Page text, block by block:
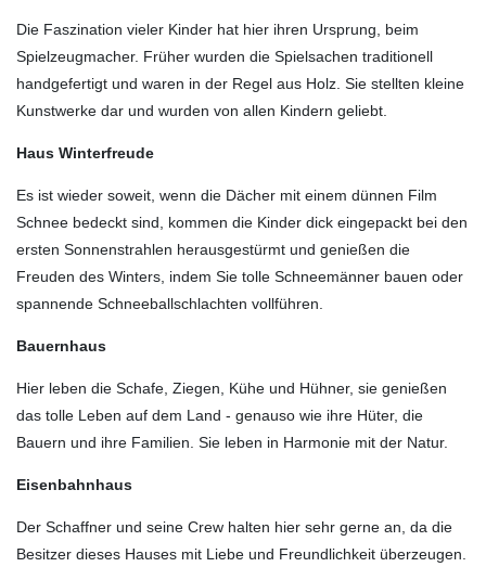
Die Faszination vieler Kinder hat hier ihren Ursprung, beim
Spielzeugmacher. Früher wurden die Spielsachen traditionell
handgefertigt und waren in der Regel aus Holz. Sie stellten kleine
Kunstwerke dar und wurden von allen Kindern geliebt.
Haus Winterfreude
Es ist wieder soweit, wenn die Dächer mit einem dünnen Film
Schnee bedeckt sind, kommen die Kinder dick eingepackt bei den
ersten Sonnenstrahlen herausgestürmt und genießen die
Freuden des Winters, indem Sie tolle Schneemänner bauen oder
spannende Schneeballschlachten vollführen.
Bauernhaus
Hier leben die Schafe, Ziegen, Kühe und Hühner, sie genießen
das tolle Leben auf dem Land - genauso wie ihre Hüter, die
Bauern und ihre Familien. Sie leben in Harmonie mit der Natur.
Eisenbahnhaus
Der Schaffner und seine Crew halten hier sehr gerne an, da die
Besitzer dieses Hauses mit Liebe und Freundlichkeit überzeugen.